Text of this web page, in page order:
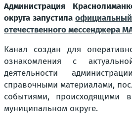
Администрация
округа запустила
отечественного мессенджера
Канал создан для
ознакомления с
деятельности
справочными материалами,
событиями, происходящими
муниципальном округе.